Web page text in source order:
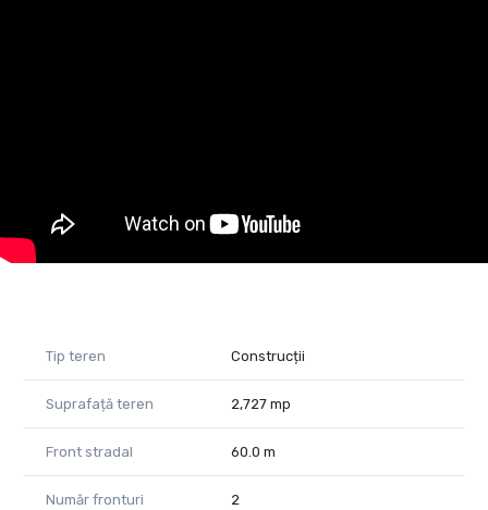
Daca sunteti interesat de aceasta oferta, va invitam sa ne
contactati la numarul de telefon 0374 484 484 sau prin email
la adresa de suport@propertylab.ro pentru mai multe detalii si
Andrei Laluciu-0753934085
Suntem aici pentru a va ajuta sa gasiti cea mai buna afacere
imobiliara pentru dvs. si sa va oferim suportul necesar pentru
Tip teren Construcții
Suprafață teren 2,727 mp
Front stradal 60.0 m
Număr fronturi
2